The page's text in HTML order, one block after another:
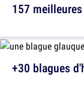
+30 blagues
157